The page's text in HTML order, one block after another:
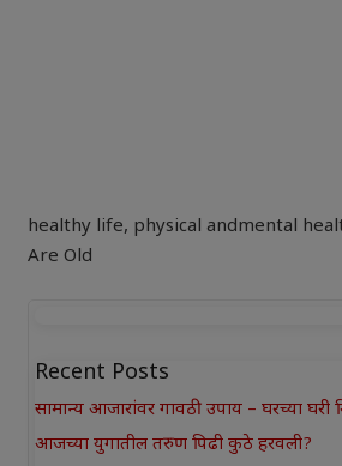
healthy life, physical andmental
Are Old
Recent Posts
सामान्य आजारांवर गावठी उपाय – घरच्या घरी
आजच्या युगातील तरुण पिढी कुठे हरवली?